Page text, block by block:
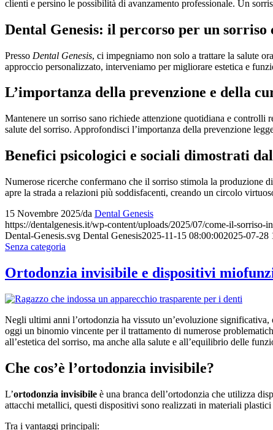
clienti e persino le possibilità di avanzamento professionale. Un
Dental Genesis: il percorso per un sorriso
Presso Dental Genesis, ci impegniamo non solo a trattare la salute
approccio personalizzato, interveniamo per migliorare estetica e
L’importanza della prevenzione e della
Mantenere un sorriso sano richiede attenzione quotidiana e
salute del sorriso. Approfondisci l’importanza della prevenzione
Benefici psicologici e sociali dimostrati
Numerose ricerche confermano che il sorriso stimola la produzione
apre la strada a relazioni più soddisfacenti, creando un circolo
15 Novembre 2025/da Dental Genesis
https://dentalgenesis.it/wp-content/uploads/2025/07/come-il-sorriso-
Dental-Genesis.svg Dental Genesis2025-11-15 08:00:002025-07-28
Senza categoria
Ortodonzia invisibile e dispositivi
Negli ultimi anni l’ortodonzia ha vissuto un’evoluzione
oggi un binomio vincente per il trattamento di numerose
all’estetica del sorriso, ma anche alla salute e all’equilibrio delle
Che cos’è l’ortodonzia invisibile?
L’ortodonzia invisibile è una branca dell’ortodonzia che utilizza
attacchi metallici, questi dispositivi sono realizzati in materiali
Tra i vantaggi principali: